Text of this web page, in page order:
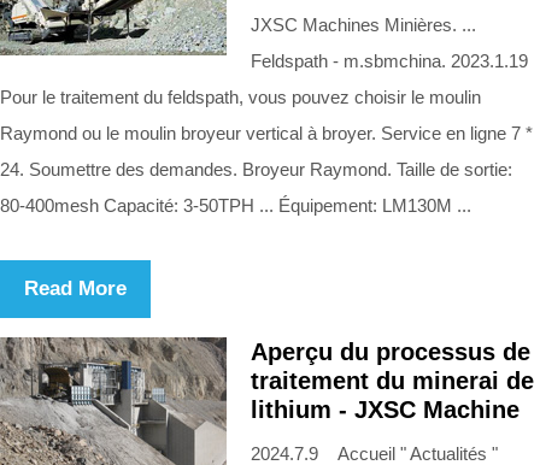
JXSC Machines Minières. ...
Feldspath - m.sbmchina. 2023.1.19
Pour le traitement du feldspath, vous pouvez choisir le moulin
Raymond ou le moulin broyeur vertical à broyer. Service en ligne 7 *
24. Soumettre des demandes. Broyeur Raymond. Taille de sortie:
80-400mesh Capacité: 3-50TPH ... Équipement: LM130M ...
Read More
Aperçu du processus de
traitement du minerai de
lithium - JXSC Machine
2024.7.9 Accueil " Actualités "